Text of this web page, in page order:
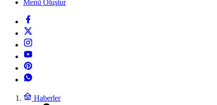
Menü Oluştur
Haberler